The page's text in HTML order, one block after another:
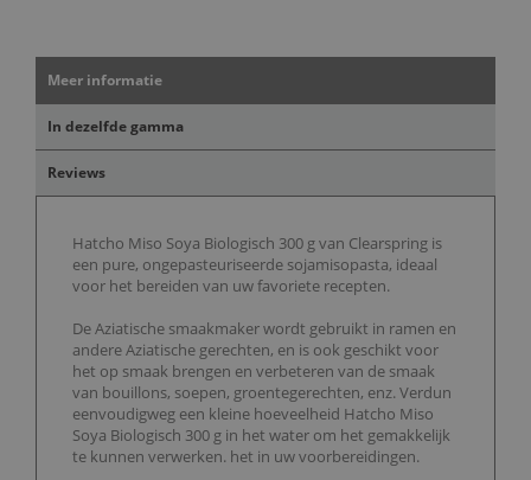
Meer informatie
In dezelfde gamma
Reviews
Hatcho Miso Soya Biologisch 300 g van Clearspring is
een pure, ongepasteuriseerde sojamisopasta, ideaal
voor het bereiden van uw favoriete recepten.
De Aziatische smaakmaker wordt gebruikt in ramen en
andere Aziatische gerechten, en is ook geschikt voor
het op smaak brengen en verbeteren van de smaak
van bouillons, soepen, groentegerechten, enz. Verdun
eenvoudigweg een kleine hoeveelheid Hatcho Miso
Soya Biologisch 300 g in het water om het gemakkelijk
te kunnen verwerken. het in uw voorbereidingen.